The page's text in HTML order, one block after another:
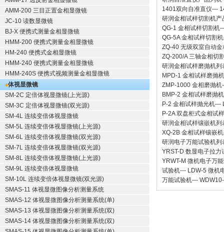
AMM-200 三目正置金相显微镜
JC-10 读数显微镜
BJ-X 便携式测量金相显微镜
HMM-200 便携式测量金相显微镜
HM-240 便携式金相显微镜
HMM-240 便携式测量金相显微镜
HMM-240S 便携式视频测量金相显微镜
体视显微镜
SM-2C 定倍体视显微镜(上光源)
SM-3C 定倍体视显微镜(双光源)
SM-4L 连续变倍体视显微镜
SM-5L 连续变倍体视显微镜(上光源)
SM-6L 连续变倍体视显微镜(双光源)
SM-7L 连续变倍体视显微镜(双光源)
SM-8L 连续变倍体视显微镜(上光源)
SM-9L 连续变倍体视显微镜
SM-10L 连续变倍体视显微镜(双光源)
SMAS-11 体视显微图像分析测量系统
SMAS-12 体视显微图像分析测量系统(单)
SMAS-13 体视显微图像分析测量系统(双)
SMAS-14 体视显微图像分析测量系统(双)
1401双向自准直仪---
研润金相试样切割机产
QG-1 金相试样切割机
QG-5A 金相试样切割机
ZQ-40 无级双室自动金
ZQ-200/A 三轴金相切
研润金相试样磨抛机列
MPD-1 金相试样磨抛机
ZMP-1000 金相磨抛机
BMP-2 金相试样磨抛机
P-2 金相试样抛光机---
P-2A 双盘柜式金相试
研润金相试样镶嵌机列
XQ-2B 金相试样镶嵌机
研润电子万能试验机列
YRST-D 数显电子拉力
YRWT-M 微机电子万
试验机--- LDW-5 微机
万能试验机---